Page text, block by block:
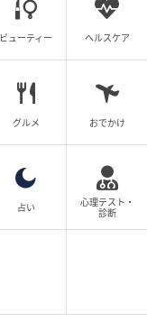
ビューティー ヘルスケア
グルメ おでかけ
占い
心理テスト・
診断